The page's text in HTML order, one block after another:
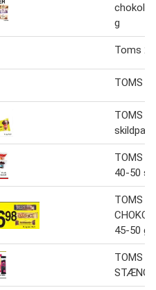
g
Toms
TOMS
TOMS
TOMS
40-50
TOMS
45-50 g
TOMS